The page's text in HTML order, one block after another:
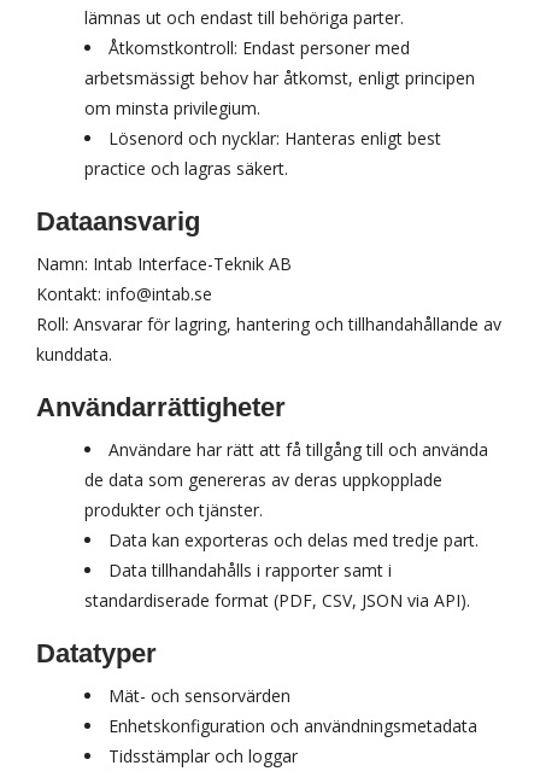
lämnas ut och endast till behöriga parter.
Åtkomstkontroll: Endast personer med
arbetsmässigt behov har åtkomst, enligt principen
om minsta privilegium.
Lösenord och nycklar: Hanteras enligt best
practice och lagras säkert.
Dataansvarig
Namn: Intab Interface-Teknik AB
Kontakt: info@intab.se
Roll: Ansvarar för lagring, hantering och tillhandahållande av
kunddata.
Användarrättigheter
Användare har rätt att få tillgång till och använda
de data som genereras av deras uppkopplade
produkter och tjänster.
Data kan exporteras och delas med tredje part.
Data tillhandahålls i rapporter samt i
standardiserade format (PDF, CSV, JSON via API).
Datatyper
Mät- och sensorvärden
Enhetskonfiguration och användningsmetadata
Tidsstämplar och loggar